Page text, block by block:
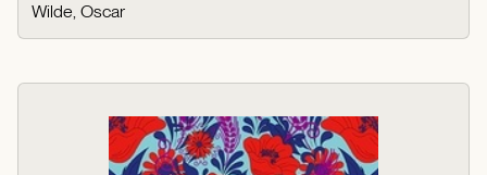
Wilde, Oscar